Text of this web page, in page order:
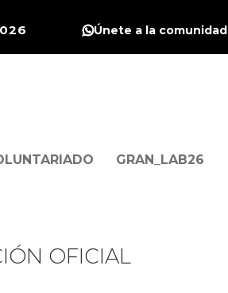
Únete a la comunidad
GRAN_LAB26
OFICIAL